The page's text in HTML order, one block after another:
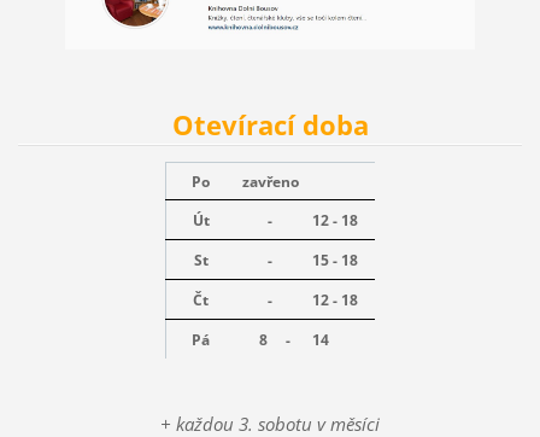
Otevírací doba
Po
zavřeno
Út
-
12 - 18
St
-
15 - 18
Čt
-
12 - 18
Pá
8 - 14
+ každou 3. sobotu v měsíci